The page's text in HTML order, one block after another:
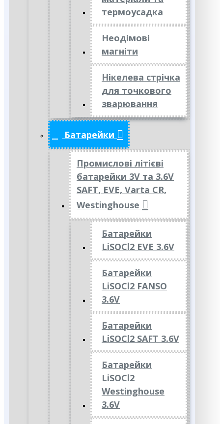
термоусадка
Неодімові
магніти
Нікелева стрічка
для точкового
зварювання
Батарейки
Промислові літієві
батарейки 3V та 3.6V
SAFT, EVE, Varta CR,
Westinghouse
Батарейки
LiSOCl2 EVE 3.6V
Батарейки
LiSOCl2 FANSO
3.6V
Батарейки
LiSOCl2 SAFT 3.6V
Батарейки
LiSOCl2
Westinghouse
3.6V